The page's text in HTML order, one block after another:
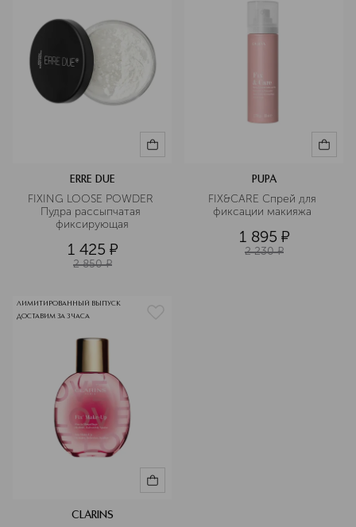
ERRE DUE
FIXING LOOSE POWDER
Пудра рассыпчатая
фиксирующая
1 425 ¤
2 850 ¤
PUPA
FIX&CARE Спрей для
1 895 ¤
2 230 ¤
ЛИМИТИРОВАННЫЙ ВЫПУСК
ДОСТАВИМ ЗА 3 ЧАСА
CLARINS